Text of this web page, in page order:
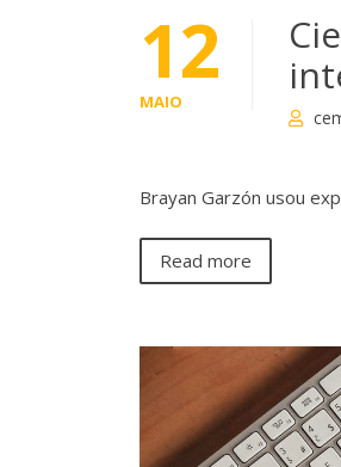
12
MAIO
Brayan Garzón usou
Read more